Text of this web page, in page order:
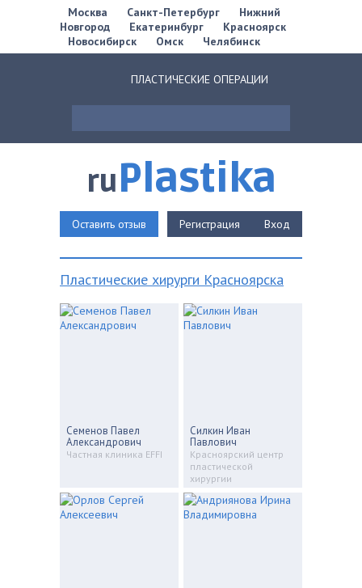
Москва Санкт-Петербург
Нижний
Новгород
Екатеринбург
Красноярск
Новосибирск
Омск Челябинск
ПЛАСТИЧЕСКИЕ ОПЕРАЦИИ
ruPlastika
Оставить отзыв Регистрация Вход
Пластические хирурги Красноярска
Семенов Павел
Александрович
Частная клиника EFFI
Силкин Иван
Павлович
Красноярский центр
пластической
хирургии